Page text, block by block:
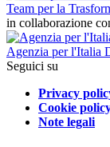
Team per la
in collaborazione
Agenzia per l'Italia
Seguici su
Privacy
Cookie
Note legali